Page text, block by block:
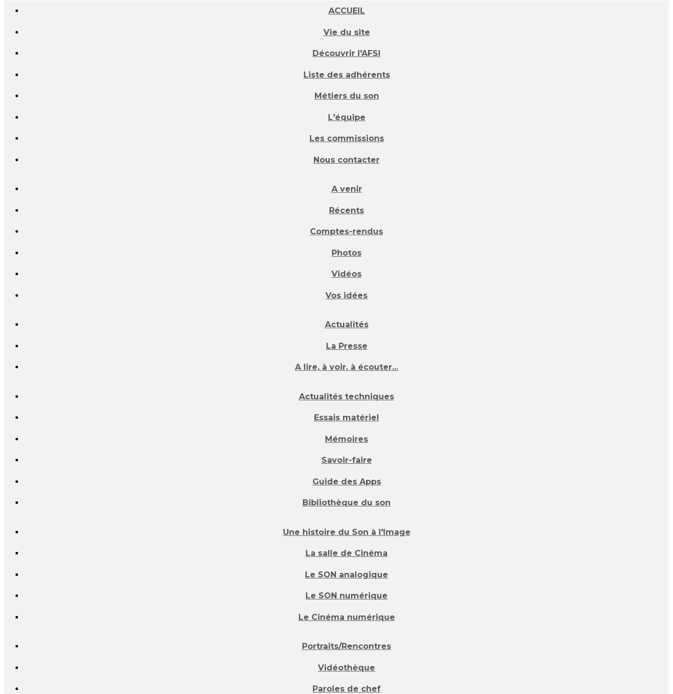
ACCUEIL
Vie du site
Découvrir l'AFSI
Liste des adhérents
Métiers du son
L'équipe
Les commissions
Nous contacter
A venir
Récents
Comptes-rendus
Photos
Vidéos
Vos idées
Actualités
La Presse
A lire, à voir, à écouter...
Actualités techniques
Essais matériel
Mémoires
Savoir-faire
Guide des Apps
Bibliothèque du son
Une histoire du Son à l'Image
La salle de Cinéma
Le SON analogique
Le SON numérique
Le Cinéma numérique
Portraits/Rencontres
Vidéothèque
Paroles de chef